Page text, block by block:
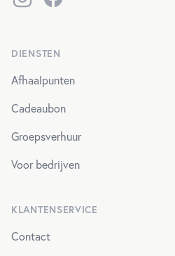
DIENSTEN
Afhaalpunten
Cadeaubon
Groepsverhuur
Voor bedrijven
KLANTENSERVICE
Contact